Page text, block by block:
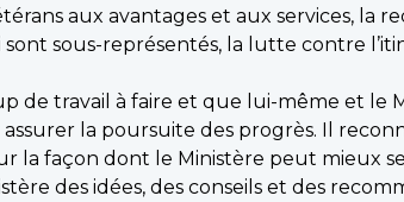
aux avantages et aux services, la
sous-représentés, la lutte contre
de travail à faire et que lui-même et le
la poursuite des progrès. Il
la façon dont le Ministère peut mieux
des idées, des conseils et des